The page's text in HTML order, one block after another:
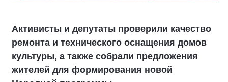
Активисты и депутаты проверили качество
ремонта и технического оснащения домов
культуры, а также собрали предложения
жителей для формирования новой